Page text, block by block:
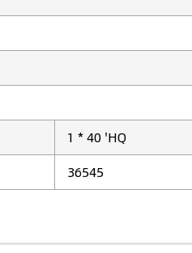
1 * 40 'HQ
36545